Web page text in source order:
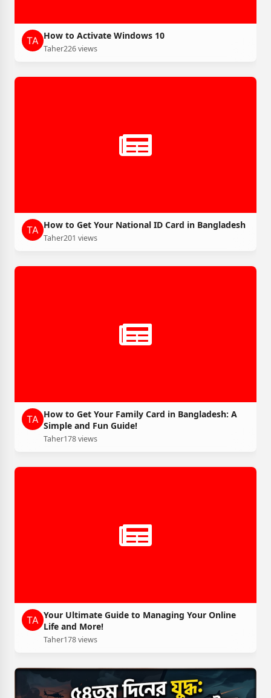
How to Activate Windows 10
Taher226 views
How to Get Your National ID Card in Bangladesh
Taher201 views
How to Get Your Family Card in Bangladesh: A
Simple and Fun Guide!
Taher178 views
Your Ultimate Guide to Managing Your Online
Life and More!
Taher178 views